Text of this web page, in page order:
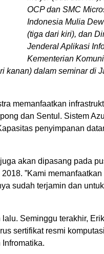
OCP dan SMC
Indonesia Mulia
(tiga dari kiri), dan
Jenderal Aplikasi
Kementerian
kanan) dalam seminar di
memanfaatkan
dan Sentul. Sistem
penyimpanan
akan dipasang pada
”Kami memanfaatkan
sudah terjamin dan
Seminggu terakhir,
sertifikat resmi